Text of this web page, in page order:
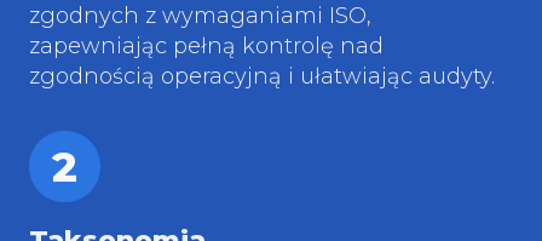
zgodnych z wymaganiami ISO,
zapewniając pełną kontrolę nad
zgodnością operacyjną i ułatwiając audyty.
2